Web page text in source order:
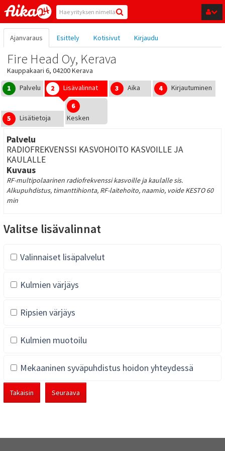
Hyppää pääsisältöön
Ajanvaraus Esittely Kotisivut Kirjaudu
Fire Head Oy, Kerava
Kauppakaari 6, 04200 Kerava
1
Palvelu 2 Lisävalinnat 3 Aika 4 Kirjautuminen
5 Lisätietoja
6
Kesken
Palvelu
RADIOFREKVENSSI KASVOHOITO KASVOILLE JA
KAULALLE
Kuvaus
RF-multipolaarinen radiofrekvenssi kasvoille ja kaulalle sis.
Alkupuhdistus, timanttihionta, RF-laitehoito, naamio, voide KESTO 60
min
Valitse lisävalinnat
Valinnaiset lisäpalvelut
Kulmien värjäys
Ripsien värjäys
Kulmien muotoilu
Mekaaninen syväpuhdistus hoidon yhteydessä
Takaisin Seuraava